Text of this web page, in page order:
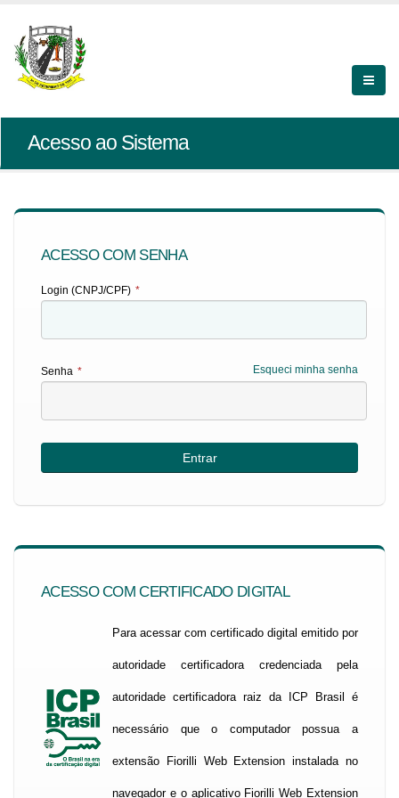
Acesso ao Sistema
ACESSO COM SENHA
Login (CNPJ/CPF) *
Esqueci minha senha
Senha *
ACESSO COM CERTIFICADO DIGITAL
Para acessar com certificado digital emitido por
autoridade certificadora credenciada pela
autoridade certificadora raiz da ICP Brasil é
necessário que o computador possua a
extensão Fiorilli Web Extension instalada no
navegador e o aplicativo Fiorilli Web Extension